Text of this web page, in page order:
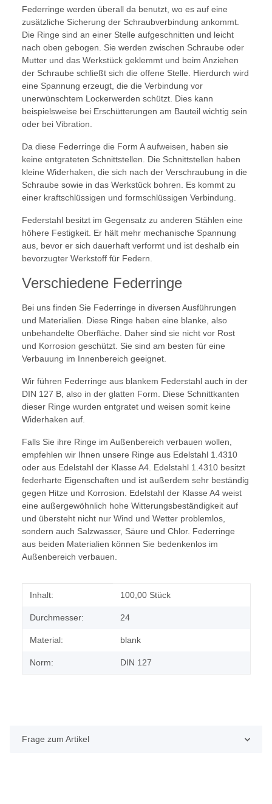
Federringe werden überall da benutzt, wo es auf eine
zusätzliche Sicherung der Schraubverbindung ankommt.
Die Ringe sind an einer Stelle aufgeschnitten und leicht
nach oben gebogen. Sie werden zwischen Schraube oder
Mutter und das Werkstück geklemmt und beim Anziehen
der Schraube schließt sich die offene Stelle. Hierdurch wird
eine Spannung erzeugt, die die Verbindung vor
unerwünschtem Lockerwerden schützt. Dies kann
beispielsweise bei Erschütterungen am Bauteil wichtig sein
oder bei Vibration.
Da diese Federringe die Form A aufweisen, haben sie
keine entgrateten Schnittstellen. Die Schnittstellen haben
kleine Widerhaken, die sich nach der Verschraubung in die
Schraube sowie in das Werkstück bohren. Es kommt zu
einer kraftschlüssigen und formschlüssigen Verbindung.
Federstahl besitzt im Gegensatz zu anderen Stählen eine
höhere Festigkeit. Er hält mehr mechanische Spannung
aus, bevor er sich dauerhaft verformt und ist deshalb ein
bevorzugter Werkstoff für Federn.
Verschiedene Federringe
Bei uns finden Sie Federringe in diversen Ausführungen
und Materialien. Diese Ringe haben eine blanke, also
unbehandelte Oberfläche. Daher sind sie nicht vor Rost
und Korrosion geschützt. Sie sind am besten für eine
Verbauung im Innenbereich geeignet.
Wir führen Federringe aus blankem Federstahl auch in der
DIN 127 B, also in der glatten Form. Diese Schnittkanten
dieser Ringe wurden entgratet und weisen somit keine
Widerhaken auf.
Falls Sie ihre Ringe im Außenbereich verbauen wollen,
empfehlen wir Ihnen unsere Ringe aus Edelstahl 1.4310
oder aus Edelstahl der Klasse A4. Edelstahl 1.4310 besitzt
federharte Eigenschaften und ist außerdem sehr beständig
gegen Hitze und Korrosion. Edelstahl der Klasse A4 weist
eine außergewöhnlich hohe Witterungsbeständigkeit auf
und übersteht nicht nur Wind und Wetter problemlos,
sondern auch Salzwasser, Säure und Chlor. Federringe
aus beiden Materialien können Sie bedenkenlos im
Außenbereich verbauen.
Produkteigenschaft
Wert
Inhalt: 100,00 Stück
Durchmesser: 24
Material: blank
Norm: DIN 127
Frage zum Artikel